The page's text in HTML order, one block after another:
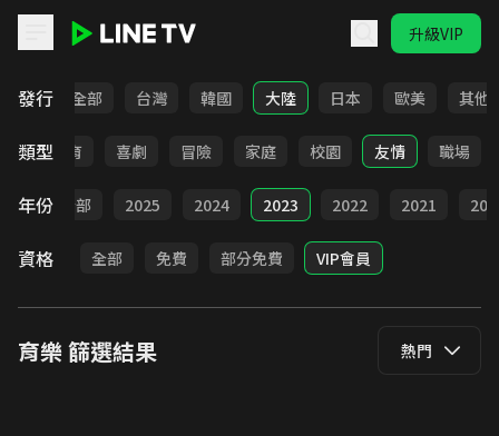
升級VIP
發行 全部 台灣 韓國 大陸 日本 歐美 其他
類型教育 喜劇 冒險 家庭 校園 友情 職場
年份 全部 2025 2024 2023 2022 2021
資格 全部 免費 部分免費 VIP會員
育樂篩選結果 熱門